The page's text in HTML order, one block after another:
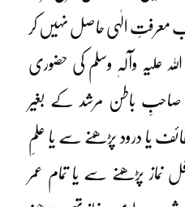
معرفتِ الٰہی حاصل نہیں کر
علیہ وآلہٖ وسلم کی حضوری
باطن مرشد کے بغیر
یا درود پڑھنے سے یا علمِ
نماز پڑھنے سے یا تمام عمر